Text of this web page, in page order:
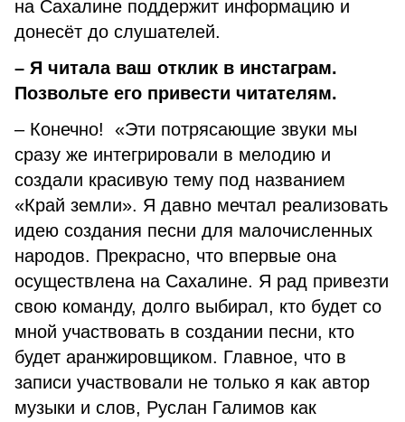
на Сахалине поддержит информацию и
донесёт до слушателей.
– Я читала ваш отклик в инстаграм.
Позвольте его привести читателям.
– Конечно! «Эти потрясающие звуки мы
сразу же интегрировали в мелодию и
создали красивую тему под названием
«Край земли». Я давно мечтал реализовать
идею создания песни для малочисленных
народов. Прекрасно, что впервые она
осуществлена на Сахалине. Я рад привезти
свою команду, долго выбирал, кто будет со
мной участвовать в создании песни, кто
будет аранжировщиком. Главное, что в
записи участвовали не только я как автор
музыки и слов, Руслан Галимов как